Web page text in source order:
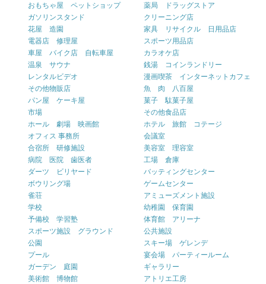
おもちゃ屋 ペットショップ
薬局 ドラッグストア
ガソリンスタンド
クリーニング店
花屋 造園
家具 リサイクル 日用品店
電器店 修理屋
スポーツ用品店
車屋 バイク店 自転車屋
カラオケ店
温泉 サウナ
銭湯 コインランドリー
レンタルビデオ
漫画喫茶 インターネットカフェ
その他物販店
魚 肉 八百屋
パン屋 ケーキ屋
菓子 駄菓子屋
市場
その他食品店
ホール 劇場 映画館
ホテル 旅館 コテージ
オフィス 事務所
会議室
合宿所 研修施設
美容室 理容室
病院 医院 歯医者
工場 倉庫
ダーツ ビリヤード
バッティングセンター
ボウリング場
ゲームセンター
雀荘
アミューズメント施設
学校
幼稚園 保育園
予備校 学習塾
体育館 アリーナ
スポーツ施設 グラウンド
公共施設
公園
スキー場 ゲレンデ
プール
宴会場 パーティールーム
ガーデン 庭園
ギャラリー
美術館 博物館
アトリエ工房